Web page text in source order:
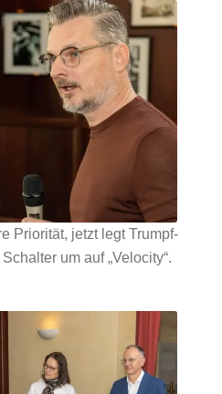
Priorität, jetzt legt Trumpf-
um auf „Velocity“.